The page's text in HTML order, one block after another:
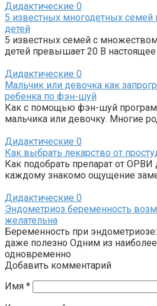
Дидактические 0
5 известных многодетных
детей
5 известных семей с
детей превышает 20 В
Дидактические 0
Мальчик или девочка как
ребенка по фэн-шуй
Как с помощью фэн-шуй
мальчика или девочку. Многие
Дидактические 0
Как выбрать лекарство от
Как подобрать препарат от ОРВИ
каждому знакомо ощущение
Дидактические 0
Эндометриоз беременность
желательна
Беременность при
даже полезно Одним из
одновременно
Добавить комментарий
Имя *